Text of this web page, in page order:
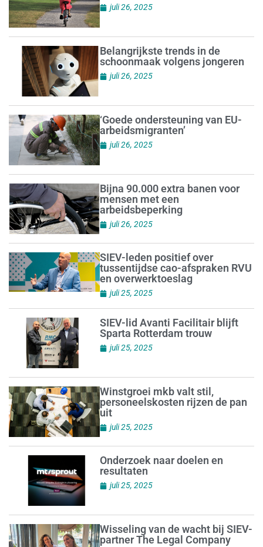
juli 26, 2025
Belangrijkste trends in de
schoonmaak volgens jongeren
juli 26, 2025
‘Goede ondersteuning van EU-
arbeidsmigranten’
juli 26, 2025
Bijna 90.000 extra banen voor
mensen met een
arbeidsbeperking
juli 26, 2025
SIEV-leden positief over
tussentijdse cao-afspraken RVU
en overwerktoeslag
juli 25, 2025
SIEV-lid Avanti Facilitair blijft
Sparta Rotterdam trouw
juli 25, 2025
Winstgroei mkb valt stil,
personeelskosten rijzen de pan
uit
juli 25, 2025
Onderzoek naar doelen en
resultaten
juli 25, 2025
Wisseling van de wacht bij SIEV-
partner The Legal Company